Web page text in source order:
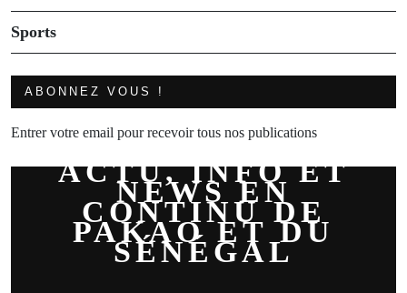
Sports
ABONNEZ VOUS !
Entrer votre email pour recevoir tous nos publications
ACTU, INFO ET
NEWS EN
CONTINU DE
PAKAO ET DU
SÉNÉGAL